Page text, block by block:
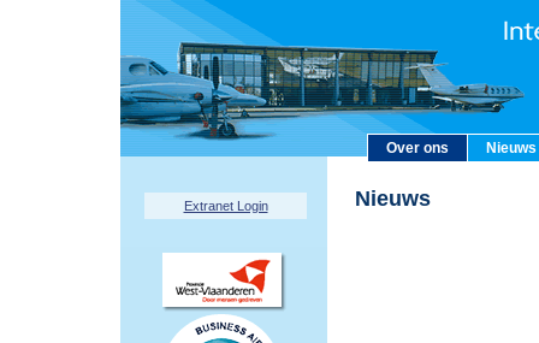
Over ons Nieuws
Extranet Login Nieuws